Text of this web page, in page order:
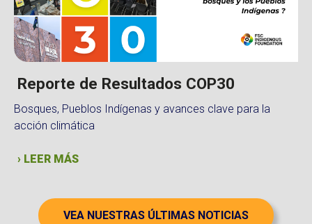
Reporte de Resultados COP30
Bosques, Pueblos Indígenas y avances clave para la
acción climática
› LEER MÁS
VEA NUESTRAS ÚLTIMAS NOTICIAS